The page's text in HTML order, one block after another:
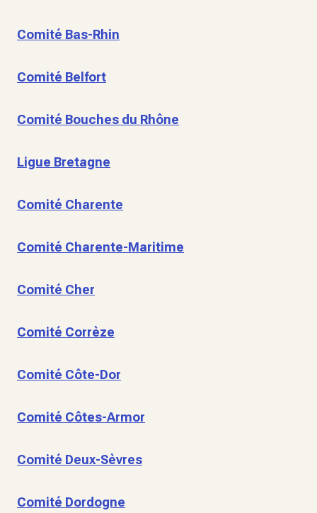
Comité Bas-Rhin
Comité Belfort
Comité Bouches du Rhône
Ligue Bretagne
Comité Charente
Comité Charente-Maritime
Comité Cher
Comité Corrèze
Comité Côte-Dor
Comité Côtes-Armor
Comité Deux-Sèvres
Comité Dordogne